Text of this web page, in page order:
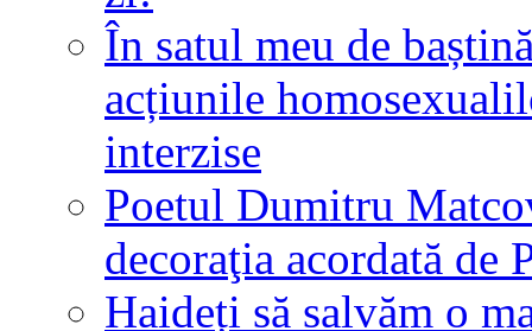
În satul meu de
acțiunile
interzise
Poetul Dumitru
decoraţia acordată de
Haideți să salvăm o